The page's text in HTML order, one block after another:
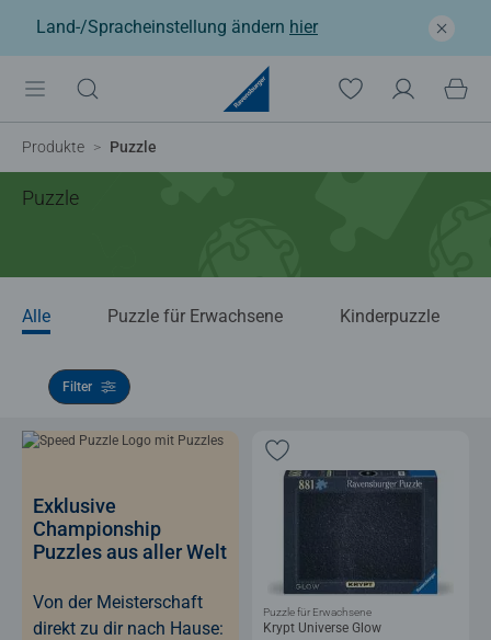
Land-/Spracheinstellung ändern hier
Produkte Puzzle
Puzzle
Alle Puzzle für Erwachsene Kinderpuzzle
Filter
Exklusive
Championship
Puzzles aus aller Welt
Von der Meisterschaft
direkt zu dir nach Hause:
Krypt Universe Glow
Puzzle für Erwachsene